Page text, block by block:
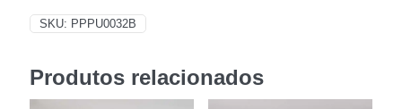
SKU: PPPU0032B
Produtos relacionados